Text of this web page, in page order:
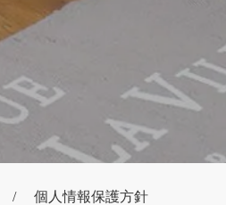
個人情報保護方針